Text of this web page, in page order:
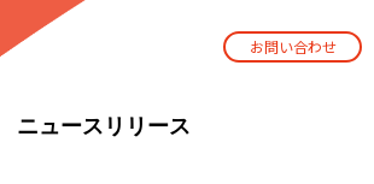
お問い合わせ
ニュースリリース